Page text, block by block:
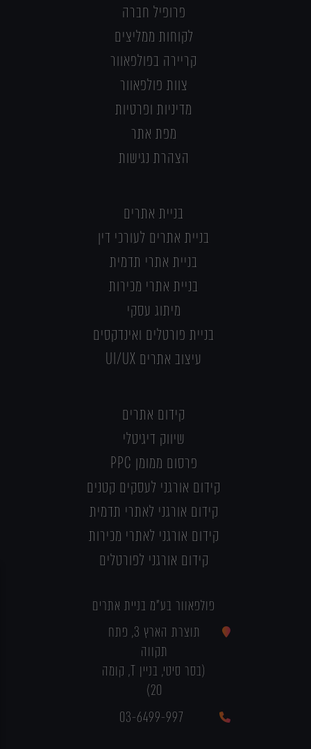
פרופיל חברה
לקוחות ממליצים
קריירה בפולפאוור
צוות פולפאוור
מדיניות ופרטיות
מפת אתר
הצהרת נגישות
בניית אתרים
בניית אתרים לעורכי דין
בניית אתרי תדמית
בניית אתרי מכירות
מיתוג עסקי
בניית פורטלים ואינדקסים
עיצוב אתרים UI/UX
קידום אתרים
שיווק דיגיטלי
פרסום ממומן PPC
קידום אורגני לעסקים קטנים
קידום אורגני לאתרי תדמית
קידום אורגני לאתרי מכירות
קידום אורגני לפורטלים
פולפאוור בע"מ בניית אתרים
תוצרת הארץ 3, פתח
תקווה
(בסר סיטי, בניין T, קומה
20)
03-6499-997